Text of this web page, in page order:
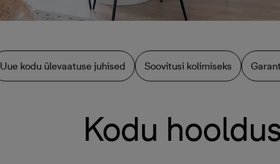
Uue kodu ülevaatuse juhised Soovitusi kolimiseks
Kodu